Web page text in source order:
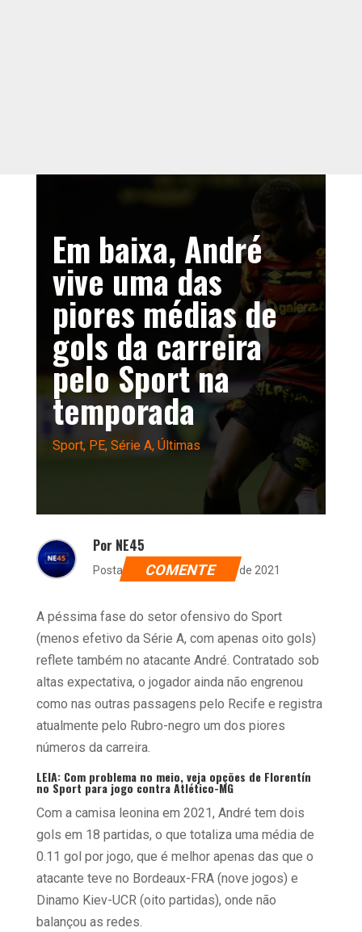
Em baixa, André
vive uma das
piores médias de
gols da carreira
pelo Sport na
temporada
Sport,PE, Série A, Últimas
Por NE45
Postado dia 15 de setembro de 2021
COMENTE
A péssima fase do setor ofensivo do Sport
(menos efetivo da Série A, com apenas oito gols)
reflete também no atacante André. Contratado sob
altas expectativa, o jogador ainda não engrenou
como nas outras passagens pelo Recife e registra
atualmente pelo Rubro-negro um dos piores
números da carreira.
LEIA: Com problema no meio, veja opções de Florentín
no Sport para jogo contra Atlético-MG
Com a camisa leonina em 2021, André tem dois
gols em 18 partidas, o que totaliza uma média de
0.11 gol por jogo, que é melhor apenas das que o
atacante teve no Bordeaux-FRA (nove jogos) e
Dinamo Kiev-UCR (oito partidas), onde não
balançou as redes.